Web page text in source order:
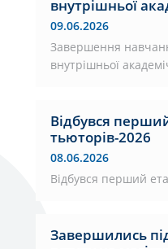
внутрішньої
09.06.2026
Завершення
внутрішньої
Відбувся
тьюторів-2026
08.06.2026
Відбувся перший
Завершились